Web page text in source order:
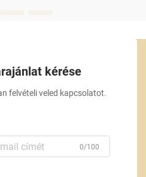
kérése
felvételi veled kapcsolatot.
0/100